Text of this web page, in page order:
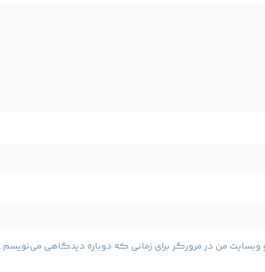
و وبسایت من در مرورگر برای زمانی که دوباره دیدگاهی می‌نویسم.